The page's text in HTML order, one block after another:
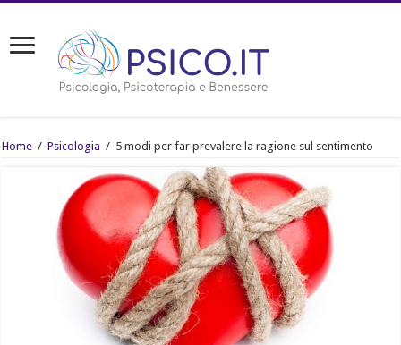
Home / Psicologia / 5 modi per far prevalere la ragione sul sentimento